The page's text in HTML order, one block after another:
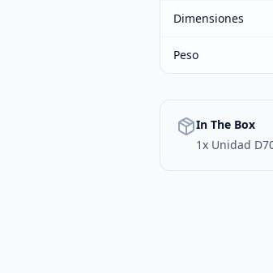
Dimensiones
Peso
In The Box
1x Unidad